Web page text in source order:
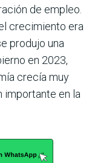
de empleo.
crecimiento era
produjo una
en 2023,
crecía muy
impor­tante en la